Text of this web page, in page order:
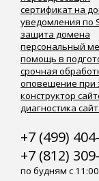
сертификат на
уведомления по
защита домена
персональный
помощь в
срочная
оповещение при
конструктор
диагностика
+7 (499)
+7 (812)
по будням с